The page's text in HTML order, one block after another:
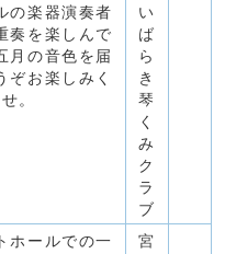
の楽器演奏者
奏を楽しんで
月の音色を届
ぞお楽しみく
。
い
ば
ら
き
琴
く
み
ク
ラ
ブ
ホールでの一
宮